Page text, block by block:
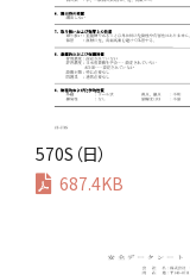
570S（日）
687.4KB